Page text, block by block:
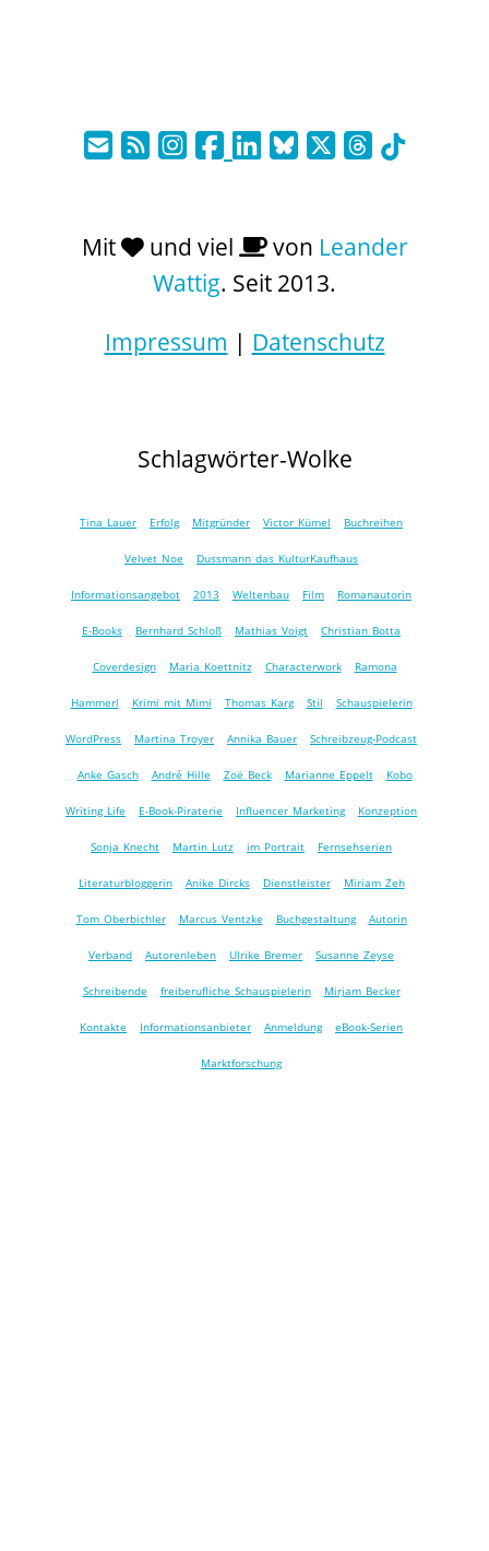
Mit und viel von Leander
Wattig. Seit 2013.
Impressum | Datenschutz
Schlagwörter-Wolke
Tina Lauer Erfolg Mitgründer Victor Kümel Buchreihen
Velvet Noe Dussmann das KulturKaufhaus
Informationsangebot 2013 Weltenbau Film Romanautorin
E-Books Bernhard Schloß Mathias Voigt Christian Botta
Coverdesign Maria Koettnitz Characterwork Ramona
Hammerl Krimi mit Mimi Thomas Karg Stil Schauspielerin
WordPress Martina Troyer Annika Bauer Schreibzeug-Podcast
Anke Gasch André Hille Zoë Beck Marianne Eppelt Kobo
Writing Life E-Book-Piraterie Influencer Marketing Konzeption
Sonja Knecht Martin Lutz im Portrait Fernsehserien
Literaturbloggerin Anike Dircks Dienstleister Miriam Zeh
Tom Oberbichler Marcus Ventzke Buchgestaltung Autorin
Verband Autorenleben Ulrike Bremer Susanne Zeyse
Schreibende freiberufliche Schauspielerin Mirjam Becker
Kontakte Informationsanbieter Anmeldung eBook-Serien
Marktforschung